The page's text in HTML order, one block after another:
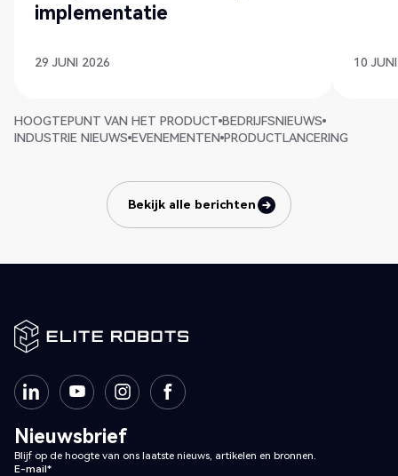
implementatie
29 JUNI 2026 10
HOOGTEPUNT VAN HET PRODUCT BEDRIJFSNIEUWS
INDUSTRIE NIEUWS EVENEMENTEN PRODUCTLANCERING
Bekijk alle berichten
Bekijk alle berichten
Nieuwsbrief
Blijf op de hoogte van ons laatste nieuws, artikelen en bronnen.
E-mail*